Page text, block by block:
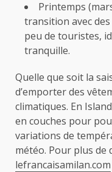
Printemps
transition avec
peu de touristes,
tranquille.
Quelle que soit la
d’emporter des
climatiques. En
en couches pour
variations de
météo. Pour plus de
lefrancaisamilan.com